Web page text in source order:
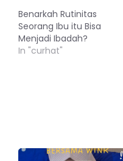
Benarkah Rutinitas
Seorang Ibu itu Bisa
Menjadi Ibadah?
In "curhat"